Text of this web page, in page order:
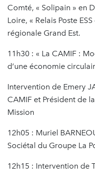
Comté, « Solipain » en
Loire, « Relais Poste
régionale Grand Est.
11h30 : « La CAMIF :
d’une économie
Intervention de Emery
CAMIF et Président de
Mission
12h05 : Muriel
Sociétal du Groupe La
12h15 : Intervention de